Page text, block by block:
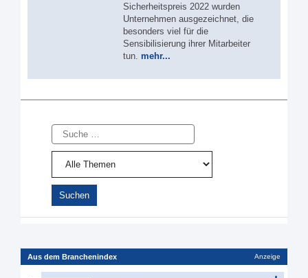
Sicherheitspreis 2022 wurden
Unternehmen ausgezeichnet, die
besonders viel für die
Sensibilisierung ihrer Mitarbeiter
tun. mehr...
Suche
Aus dem Branchenindex Anzeige